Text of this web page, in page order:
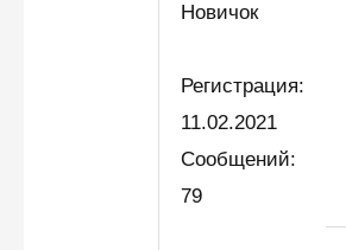
Новичок
Регистрация:
11.02.2021
Сообщений:
79